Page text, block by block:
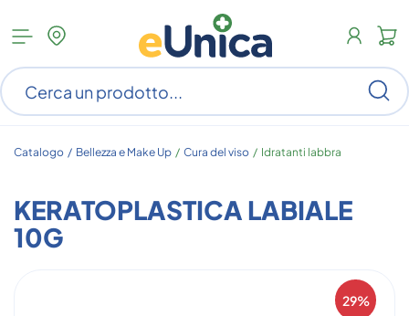
Apri
menu
categorie
Catalogo / Bellezza e Make Up / Cura del viso / Idratanti labbra
KERATOPLASTICA LABIALE
10G
29%